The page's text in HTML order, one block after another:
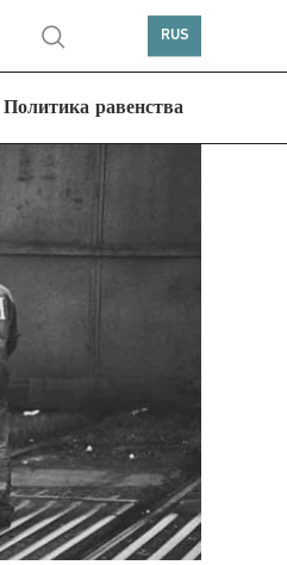
RUS
Политика равенства